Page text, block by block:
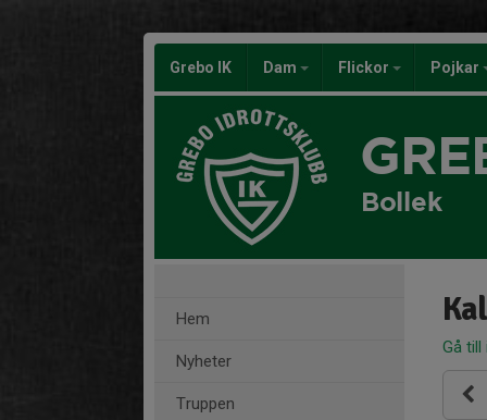
Grebo IK Dam Flickor Pojkar
Bollek
Hem
Nyheter
Truppen
Gå till